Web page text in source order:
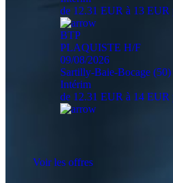
de 12.31 EUR à 13
BTP
PLAQUISTE H/F
09/08/2026
Sartilly-Baie-Bocage (50)
Intérim
de 12.31 EUR à 14
Voir les offres